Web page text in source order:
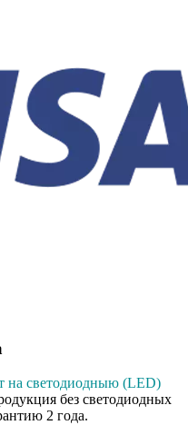
на светодиодныю (LED)
без светодиодных
2 года.